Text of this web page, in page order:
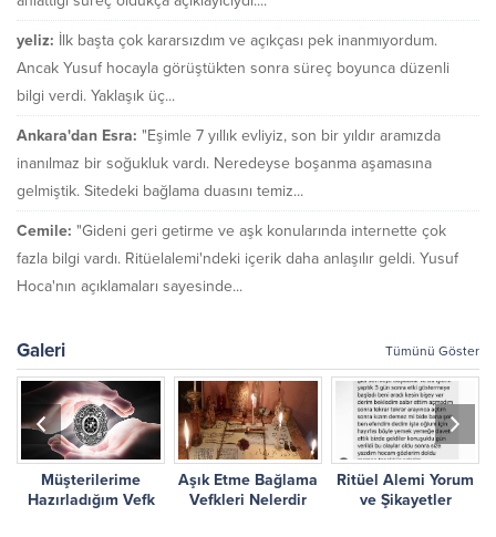
yeliz: İlk başta çok kararsızdım ve açıkçası pek inanmıyordum.
Ancak Yusuf hocayla görüştükten sonra süreç boyunca düzenli
bilgi verdi. Yaklaşık üç...
Ankara'dan Esra: "Eşimle 7 yıllık evliyiz, son bir yıldır aramızda
inanılmaz bir soğukluk vardı. Neredeyse boşanma aşamasına
gelmiştik. Sitedeki bağlama duasını temiz...
Cemile: "Gideni geri getirme ve aşk konularında internette çok
fazla bilgi vardı. Ritüelalemi'ndeki içerik daha anlaşılır geldi. Yusuf
Hoca'nın açıklamaları sayesinde...
Galeri Tümünü Göster
Müşterilerime
Hazırladığım Vefk
Aşık Etme Bağlama
Vefkleri Nelerdir
Ritüel Alemi Yorum
ve Şikayetler